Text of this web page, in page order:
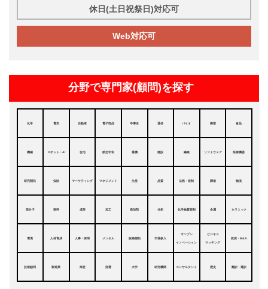
休日(土日祝祭日)対応可
Web対応可
分野で専門家(顧問)を探す
化学 電気 自動車 電子部品 半導体 通信 バイオ 農業 食品
機械 ロボット・AI 住宅 航空宇宙 重機 建設 繊維 ソフトウェア 医療機器
研究開発 知財 マーケティング マネジメント 生産 品質 法務・規制 調達 物流
高分子 塗料 成形 加工 添加剤 分析 化学物質規制 金属 セラミック
環境 人材育成 人事・採用 メンタル 販路開拓 市場参入
オープン
イノベーション
ビジネス
マッチング
投資・M&A
技術顧問 製造業 商社 流通 大学 研究機関 コンサルタント 歴史 翻訳・通訳